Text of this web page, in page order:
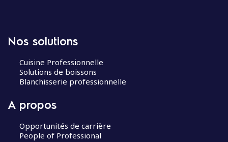
Nos solutions
Cuisine Professionnelle
Solutions de boissons
Blanchisserie professionnelle
A propos
Opportunités de carrière
People of Professional